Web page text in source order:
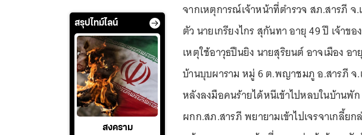
สรุปไทม์ไลน์
สงคราม
จากเหตุการณ์เจ้าหน้าที่ตำรวจ สภ.สารภี จ
ตัว นายเกรียงไกร สุกันทา อายุ 49 ปี เจ้า
เหตุใช้อาวุธปืนยิง นายสุริยนต์ อาจเมือง อา
บ้านบุบผาราม หมู่ 6 ต.พญาชมภู อ.สารภี จ.
หลังลงมือคนร้ายได้หนีเข้าไปหลบในบ้าน
ผกก.สภ.สารภี พยายามเข้าไปเจรจาเกลี้